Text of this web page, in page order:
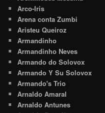
Arco-Iris
Arena conta Zumbi
Aristeu Queiroz
Armandinho
Armandinho Neves
Armando do Solovox
Armando Y Su Solovox
Armando's Trio
Arnaldo Amaral
Arnaldo Antunes